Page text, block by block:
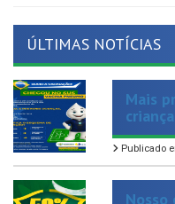
Mais
Publicado
Nosso
se